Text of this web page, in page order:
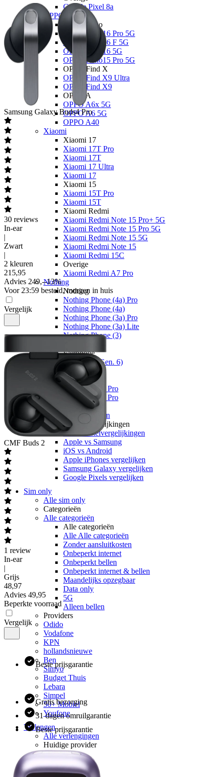
Google Pixel 8a
OPPO
OPPO Reno
OPPO Reno16 Pro 5G
OPPO Reno16 F 5G
OPPO Reno16 5G
OPPO Reno15 Pro 5G
OPPO Find X
OPPO Find X9 Ultra
OPPO Find X9
OPPO A
OPPO A6x 5G
OPPO A6 5G
OPPO A40
Xiaomi
Xiaomi 17
Xiaomi 17T Pro
Xiaomi 17T
Xiaomi 17 Ultra
Xiaomi 17
Xiaomi 15
Xiaomi 15T Pro
Xiaomi 15T
Xiaomi Redmi
Xiaomi Redmi Note 15 Pro+ 5G
Xiaomi Redmi Note 15 Pro 5G
Xiaomi Redmi Note 15 5G
Xiaomi Redmi Note 15
Xiaomi Redmi 15C
Overige
Xiaomi Redmi A7 Pro
Nothing
Nothing
Nothing Phone (4a) Pro
Nothing Phone (4a)
Nothing Phone (3a) Pro
Nothing Phone (3a) Lite
Nothing Phone (3)
Fairphone
Fairphone (Gen. 6)
Realme
Realme
Realme GT 8 Pro
Realme GT 7 Pro
Keuzehulp
Toestelvergelijkingen
Toestelvergelijkingen
Alle Toestelvergelijkingen
Apple vs Samsung
iOS vs Android
Apple iPhones vergelijken
Samsung Galaxy vergelijken
Google Pixels vergelijken
Sim only
Alle sim only
Categorieën
Alle categorieën
Alle categorieën
Alle Alle categorieën
Zonder aansluitkosten
Onbeperkt internet
Onbeperkt bellen
Onbeperkt internet & bellen
Maandelijks opzegbaar
Data only
5G
Alleen bellen
Providers
Odido
Vodafone
KPN
hollandsnieuwe
Ben
Simyo
Budget Thuis
Lebara
Simpel
50+ Mobiel
Youfone
Verlengen
Alle verlengingen
Huidige provider
Odido
KPN
Samsung Galaxy Buds4 Pro
30 reviews
In-ear
|
Zwart
|
2 kleuren
215,95
Advies 249,--13%
Voor 23:59 besteld, morgen in huis
Vergelijk
CMF Buds 2
1 review
In-ear
|
Grijs
48,97
Advies 49,95
Beperkte voorraad
Vergelijk
Beste prijsgarantie
Gratis bezorging
31 dagen omruilgarantie
Beste prijsgarantie